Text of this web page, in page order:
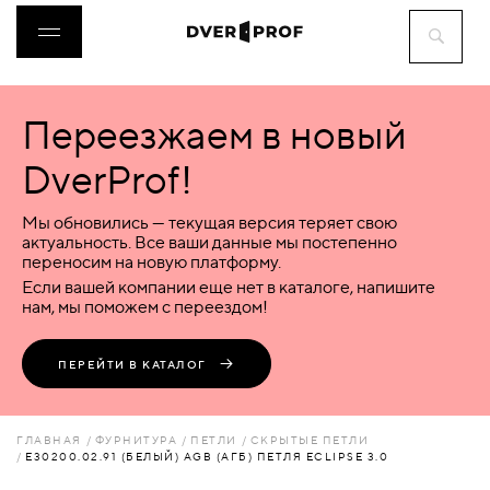
ДВЕРИ
ФУРНИТУРА
ВОРОТА
ПЕРЕГОРОДКИ
Переезжаем в новый
DverProf!
Мы обновились — текущая версия теряет свою
актуальность. Все ваши данные мы постепенно
переносим на новую платформу.
Если вашей компании еще нет в каталоге, напишите
нам, мы поможем с переездом!
ПЕРЕЙТИ В КАТАЛОГ
ГЛАВНАЯ ФУРНИТУРА ПЕТЛИ
СКРЫТЫЕ ПЕТЛИ
E30200.02.91 (БЕЛЫЙ) AGB (АГБ) ПЕТЛЯ ECLIPSE 3.0